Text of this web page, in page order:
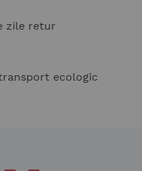
zile retur
ecologic